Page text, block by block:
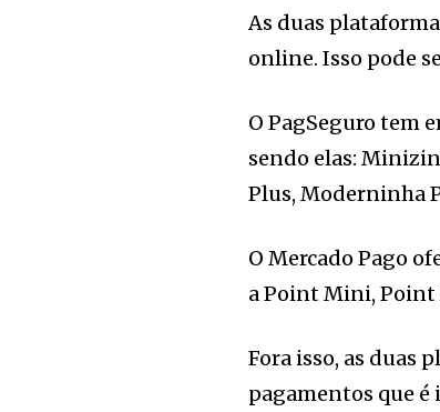
As duas
online. Isso pode
O PagSeguro tem
sendo elas:
Plus, Moderninha
O Mercado Pago
a Point Mini, Point
Fora isso, as duas
pagamentos que é